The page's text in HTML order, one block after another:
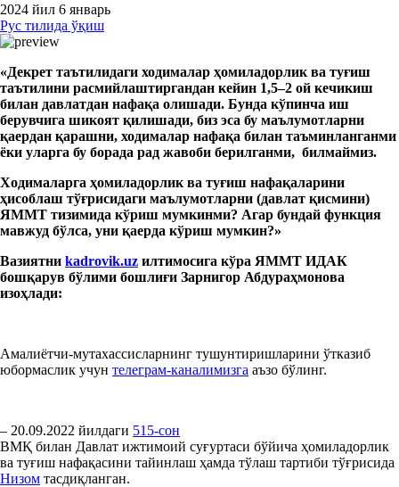
2024 йил 6 январь
Рус тилида ўқиш
«Декрет таътилидаги ходималар ҳомиладорлик ва туғиш
таътилини расмийлаштиргандан кейин 1,5–2 ой кечикиш
билан давлатдан нафақа олишади. Бунда кўпинча иш
берувчига шикоят қилишади, биз эса бу маълумотларни
қаердан қарашни, ходималар нафақа билан таъминланганми
ёки уларга бу борада рад жавоби берилганми, билмаймиз.
Ходималарга ҳомиладорлик ва туғиш нафақаларини
ҳисоблаш тўғрисидаги маълумотларни (давлат қисмини)
ЯММТ тизимида кўриш мумкинми? Агар бундай функция
мавжуд бўлса, уни қаерда кўриш мумкин?»
Вазиятни kadrovik.uz илтимосига кўра ЯММТ ИДАК
бошқарув бўлими бошлиғи Зарнигор Абдураҳмонова
изоҳлади:
Амалиётчи-мутахассисларнинг тушунтиришларини ўтказиб
юбормаслик учун телеграм-каналимизга аъзо бўлинг.
– 20.09.2022 йилдаги 515-сон
ВМҚ билан Давлат ижтимоий суғуртаси бўйича ҳомиладорлик
ва туғиш нафақасини тайинлаш ҳамда тўлаш тартиби тўғрисида
Низом тасдиқланган.